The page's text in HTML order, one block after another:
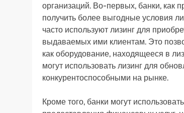
организаций. Во-первых, банки, как
получить более выгодные условия
часто используют лизинг для
выдаваемых ими клиентам. Это
как оборудование, находящееся в
могут использовать лизинг для
конкурентоспособными на рынке.
Кроме того, банки могут